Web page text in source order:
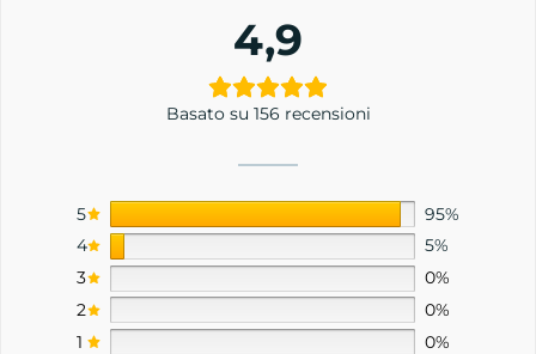
4,9
Basato su 156 recensioni
5
95%
4
5%
3
0%
2
0%
1
0%